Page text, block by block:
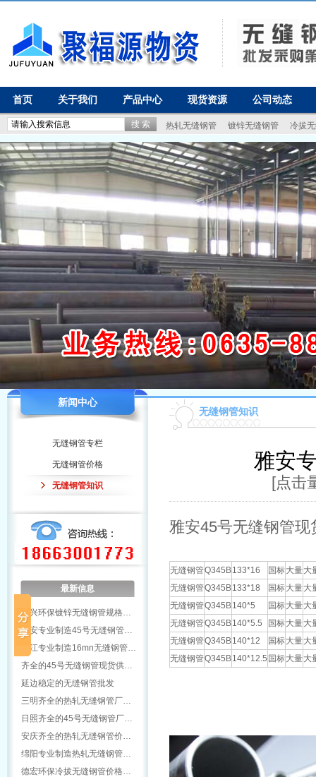
首页 关于我们 产品中心 现货资源 公司动态
热轧无缝钢管 镀锌无缝钢管 冷拔
新闻中心
无缝钢管专栏
无缝钢管价格
无缝钢管知识
最新信息
绍兴环保镀锌无缝钢管规格…
雅安专业制造45号无缝钢管…
怒江专业制造16mn无缝钢管…
齐全的45号无缝钢管现货供…
延边稳定的无缝钢管批发
三明齐全的热轧无缝钢管厂…
日照齐全的45号无缝钢管厂…
安庆齐全的热轧无缝钢管价…
绵阳专业制造热轧无缝钢管…
德宏环保冷拔无缝钢管价格…
无缝钢管知识
雅安
[点击
雅安45号无缝钢管现
无缝钢管Q345B133*16 国标大量大
无缝钢管Q345B133*18 国标大量大
无缝钢管Q345B140*5 国标大量大
无缝钢管Q345B140*5.5 国标大量大
无缝钢管Q345B140*12 国标大量大
无缝钢管Q345B140*12.5 国标大量大